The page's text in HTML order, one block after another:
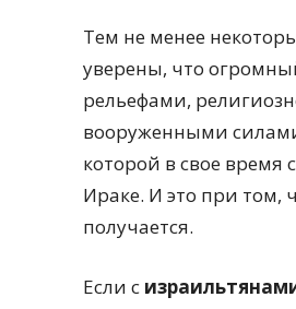
Тем не менее
уверены, что
рельефами,
вооруженными
которой в свое время
Ираке. И это при том,
получается.
Если с